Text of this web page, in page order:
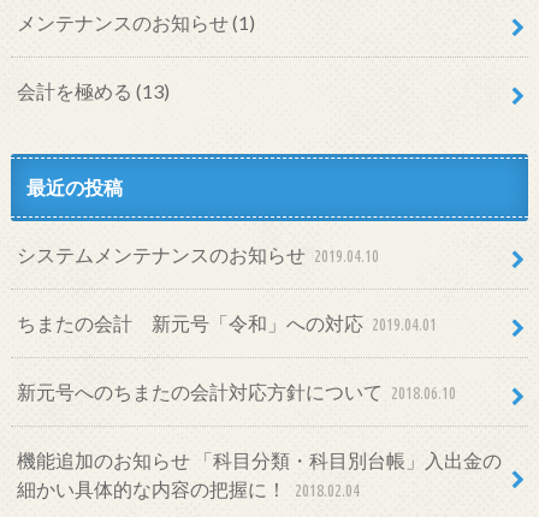
メンテナンスのお知らせ(1)
会計を極める (13)
最近の投稿
システムメンテナンスのお知らせ 2019.04.10
ちまたの会計 新元号「令和」への対応 2019.04.01
新元号へのちまたの会計対応方針について 2018.06.10
機能追加のお知らせ 「科目分類・科目別台帳」入出金の
細かい具体的な内容の把握に！
2018.02.04